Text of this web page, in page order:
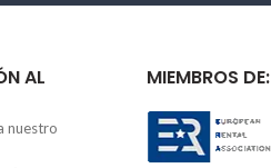
AL
nuestro
MIEMBROS DE: